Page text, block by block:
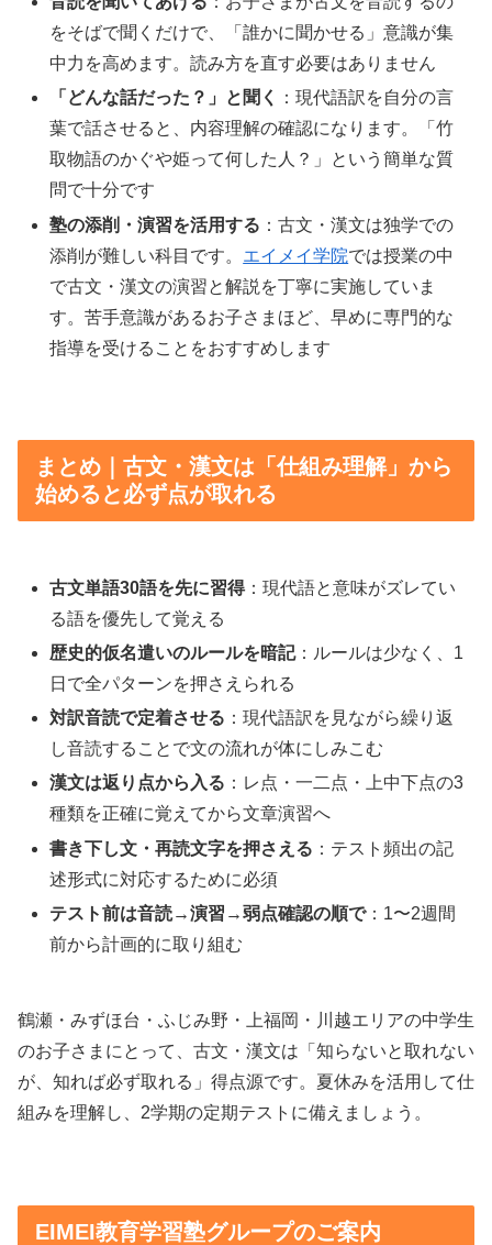
をそばで聞くだけで、「誰かに聞かせる」意識が集
中力を高めます。読み方を直す必要はありません
「どんな話だった？」と聞く
：現代語訳を自分の言
葉で話させると、内容理解の確認になります。「竹
取物語のかぐや姫って何した人？」という簡単な質
問で十分です
塾の添削・演習を活用する ：古文・漢文は独学での
添削が難しい科目です。 エイメイ学院では授業の中
で古文・漢文の演習と解説を丁寧に実施していま
す。苦手意識があるお子さまほど、早めに専門的な
指導を受けることをおすすめします
まとめ｜古文・漢文は「仕組み理解」から
始めると必ず点が取れる
古文単語30語を先に習得：現代語と意味がズレてい
る語を優先して覚える
歴史的仮名遣いのルールを暗記：ルールは少なく、1
日で全パターンを押さえられる
対訳音読で定着させる ：現代語訳を見ながら繰り返
し音読することで文の流れが体にしみこむ
漢文は返り点から入る ：レ点・一二点・上中下点の3
種類を正確に覚えてから文章演習へ
書き下し文・再読文字を押さえる ：テスト頻出の記
述形式に対応するために必須
テスト前は音読→演習→弱点確認の順で：1〜2週間
前から計画的に取り組む
鶴瀬・みずほ台・ふじみ野・上福岡・川越エリアの中学生
のお子さまにとって、古文・漢文は「知らないと取れない
が、知れば必ず取れる」得点源です。夏休みを活用して仕
組みを理解し、2学期の定期テストに備えましょう。
EIMEI教育学習塾グループのご案内